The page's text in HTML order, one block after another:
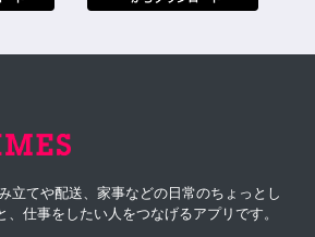
立てや配送、家事などの日常のちょっとし
、仕事をしたい人をつなげるアプリです。